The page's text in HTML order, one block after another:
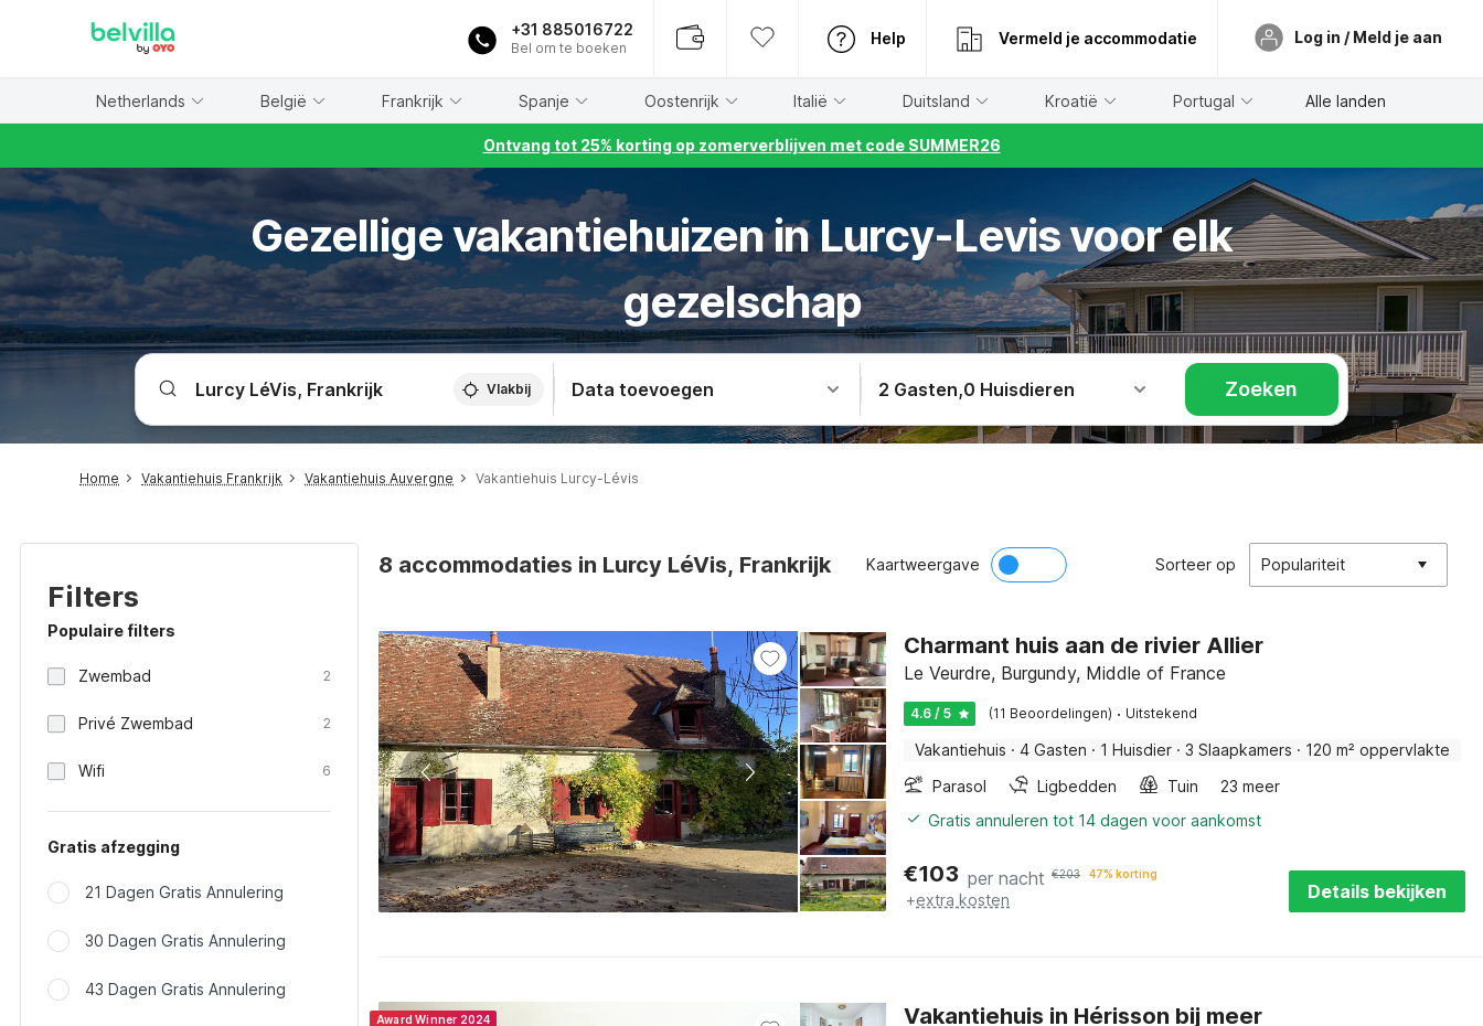
+31 885016722
Bel om te boeken
Help Vermeld je accommodatie Log in / Meld je aan
Netherlands België Frankrijk Spanje Oostenrijk Italië Duitsland Kroatië Portugal Alle landen
Ontvang tot 25% korting op zomerverblijven met code SUMMER26
Gezellige vakantiehuizen in Lurcy-Levis voor elk
gezelschap
Vlakbij Data toevoegen 2 Gasten,0 Huisdieren Zoeken
Home Vakantiehuis Frankrijk Vakantiehuis Auvergne Vakantiehuis Lurcy-Lévis
Filters
Populaire filters
Zwembad 2
Privé Zwembad 2
Wifi 6
Gratis afzegging
21 Dagen Gratis Annulering
30 Dagen Gratis Annulering
43 Dagen Gratis Annulering
8 accommodaties in Lurcy LéVis, Frankrijk Kaartweergave Sorteer op Populariteit
Charmant huis aan de rivier Allier
Le Veurdre, Burgundy, Middle of France
4.6 / 5 (11 Beoordelingen) · Uitstekend
Vakantiehuis · 4 Gasten · 1 Huisdier · 3 Slaapkamers · 120 m² oppervlakte
Parasol
Ligbedden Tuin
23 meer
Gratis annuleren tot 14 dagen voor aankomst
€103 per nacht €203 47% korting
+extra kosten Details bekijken
Award Winner 2024 Vakantiehuis in Hérisson bij meer